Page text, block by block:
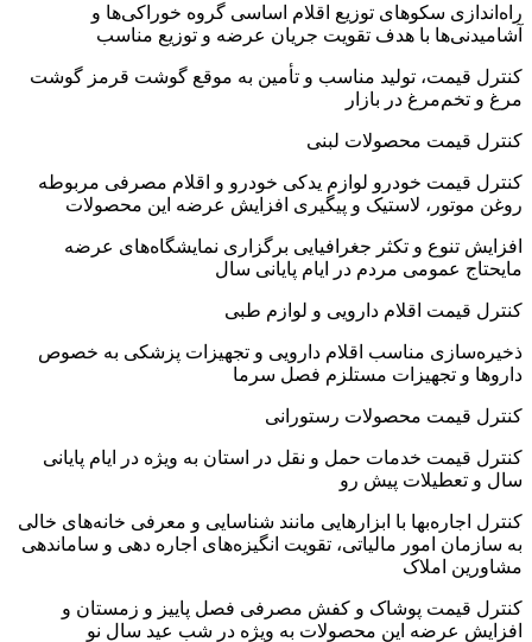
راه‌اندازی سکوهای توزیع اقلام اساسی گروه خوراکی‌ها و
آشامیدنی‌ها با هدف تقویت جریان عرضه و توزیع مناسب
کنترل قیمت، تولید مناسب و تأمین به موقع گوشت قرمز گوشت
مرغ و تخم‌مرغ در بازار
کنترل قیمت محصولات لبنی
کنترل قیمت خودرو لوازم یدکی خودرو و اقلام مصرفی مربوطه
روغن موتور، لاستیک و پیگیری افزایش عرضه این محصولات
افزایش تنوع و تکثر جغرافیایی برگزاری نمایشگاه‌های عرضه
مایحتاج عمومی مردم در ایام پایانی سال
کنترل قیمت اقلام دارویی و لوازم طبی
ذخیره‌سازی مناسب اقلام دارویی و تجهیزات پزشکی به خصوص
داروها و تجهیزات مستلزم فصل سرما
کنترل قیمت محصولات رستورانی
کنترل قیمت خدمات حمل و نقل در استان به ویژه در ایام پایانی
سال و تعطیلات پیش رو
کنترل اجاره‌بها با ابزارهایی مانند شناسایی و معرفی خانه‌های خالی
به سازمان امور مالیاتی، تقویت انگیزه‌های اجاره دهی و ساماندهی
مشاورین املاک
کنترل قیمت پوشاک و کفش مصرفی فصل پاییز و زمستان و
افزایش عرضه این محصولات به ویژه در شب عید سال نو